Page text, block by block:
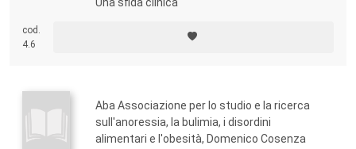
infine, il simbolico contemporaneo condiziona la diffusione
soggetto è come reso schiavo da una dipendenza
mortifera?
cod.
4.6
Aba Associazione per lo studio e la ricerca
sull'anoressia, la bulimia, i disordini
alimentari e l'obesità, Domenico Cosenza